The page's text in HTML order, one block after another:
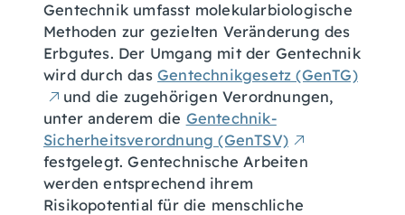
Gentechnik umfasst molekularbiologische
Methoden zur gezielten Veränderung des
Erbgutes. Der Umgang mit der Gentechnik
wird durch das Gentechnikgesetz (GenTG)
und die zugehörigen Verordnungen,
unter anderem die Gentechnik-
Sicherheitsverordnung (GenTSV)
festgelegt. Gentechnische Arbeiten
werden entsprechend ihrem
Risikopotential für die menschliche